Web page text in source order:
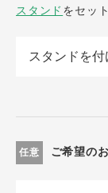
スタンド をセッ
任意 ご希望の